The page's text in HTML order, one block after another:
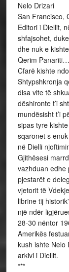
Nelo Drizari
San Francisco,
Editori i Diellit,
shfajsohet,
dhe nuk e
Qerim Panariti…
Cfarë kishte
Shtypshkronja
disa vite të
dëshironte t’i
mundësisht t’i
sipas tyre
sqaronet s
në Dielli
Gjithësesi
vazhduan edhe
pjestarët e
vjetorit të
librine tij
një ndër
28-30 nëntor
Amerikës
kush ishte Nelo
arkivi i Diellit.
***